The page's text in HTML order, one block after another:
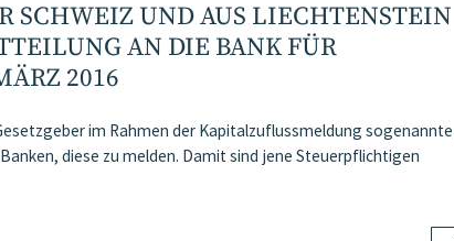
SCHWEIZ UND AUS LIECHTENSTEIN
AN DIE BANK FÜR
2016
im Rahmen der Kapitalzuflussmeldung sogenannte „
diese zu melden. Damit sind jene Steuerpflichtigen